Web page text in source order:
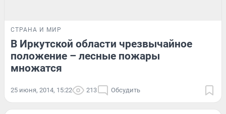
СТРАНА И МИР
В Иркутской области чрезвычайное
положение – лесные пожары
множатся
25 июня, 2014, 15:22 213 Обсудить